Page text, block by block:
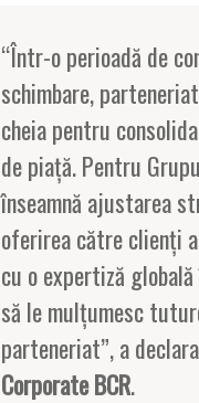
“Într-o perioadă de
schimbare,
cheia pentru
de piață. Pentru
înseamnă ajustarea
oferirea către clienți
cu o expertiză
să le mulțumesc
parteneriat”, a
Corporate BCR.